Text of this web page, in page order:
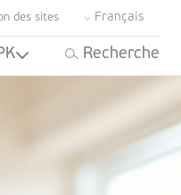
des sites Français
Recherche